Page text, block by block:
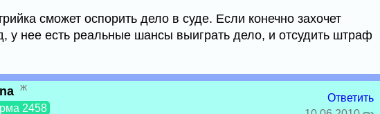
сможет оспорить дело в суде. Если конечно захочет
у нее есть реальные шансы выиграть дело, и отсудить штраф
ж
2458
Ответить